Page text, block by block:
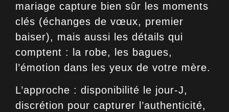
mariage capture bien sûr les moments
clés (échanges de vœux, premier
baiser), mais aussi les détails qui
comptent : la robe, les bagues,
l’émotion dans les yeux de votre mère.
L’approche : disponibilité le jour-J,
discrétion pour capturer l’authenticité,